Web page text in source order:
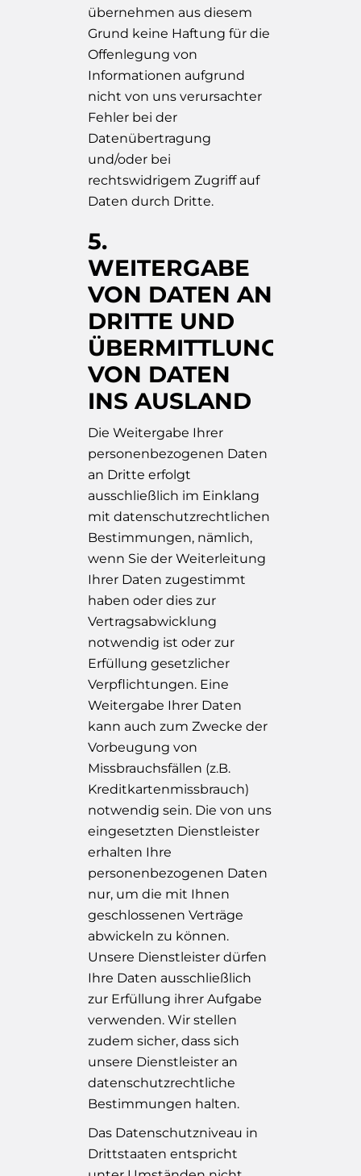
übernehmen aus diesem
Grund keine Haftung für die
Offenlegung von
Informationen aufgrund
nicht von uns verursachter
Fehler bei der
Datenübertragung
und/oder bei
rechtswidrigem Zugriff auf
Daten durch Dritte.
5.
WEITERGABE
VON DATEN AN
DRITTE UND
ÜBERMITTLUNG
VON DATEN
INS AUSLAND
Die Weitergabe Ihrer
personenbezogenen Daten
an Dritte erfolgt
ausschließlich im Einklang
mit datenschutzrechtlichen
Bestimmungen, nämlich,
wenn Sie der Weiterleitung
Ihrer Daten zugestimmt
haben oder dies zur
Vertragsabwicklung
notwendig ist oder zur
Erfüllung gesetzlicher
Verpflichtungen. Eine
Weitergabe Ihrer Daten
kann auch zum Zwecke der
Vorbeugung von
Missbrauchsfällen (z.B.
Kreditkartenmissbrauch)
notwendig sein. Die von uns
eingesetzten Dienstleister
erhalten Ihre
personenbezogenen Daten
nur, um die mit Ihnen
geschlossenen Verträge
abwickeln zu können.
Unsere Dienstleister dürfen
Ihre Daten ausschließlich
zur Erfüllung ihrer Aufgabe
verwenden. Wir stellen
zudem sicher, dass sich
unsere Dienstleister an
datenschutzrechtliche
Bestimmungen halten.
Das Datenschutzniveau in
Drittstaaten entspricht